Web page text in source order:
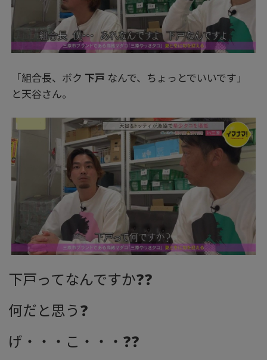
「組合長、ボク 下戸 なんで、ちょっとでいいです」
と天谷さん。
下戸ってなんですか❓❓
何だと思う❓
げ・・・こ・・・❓❓